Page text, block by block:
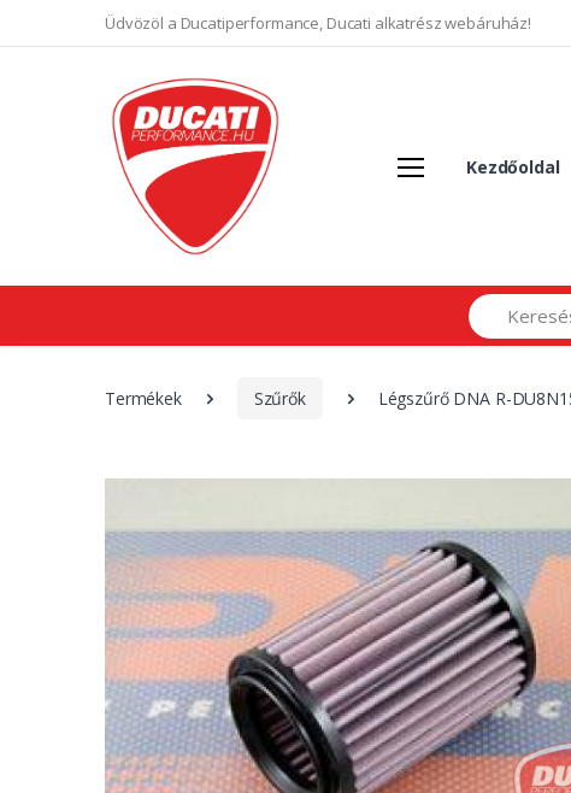
Üdvözöl a Ducatiperformance, Ducati alkatrész webáruház!
Kezdőoldal
Search
Termékek Szűrők Légszűrő DNA R-